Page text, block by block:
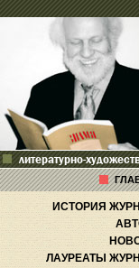
литературно-
ИСТОРИЯ
ЛАУРЕАТЫ